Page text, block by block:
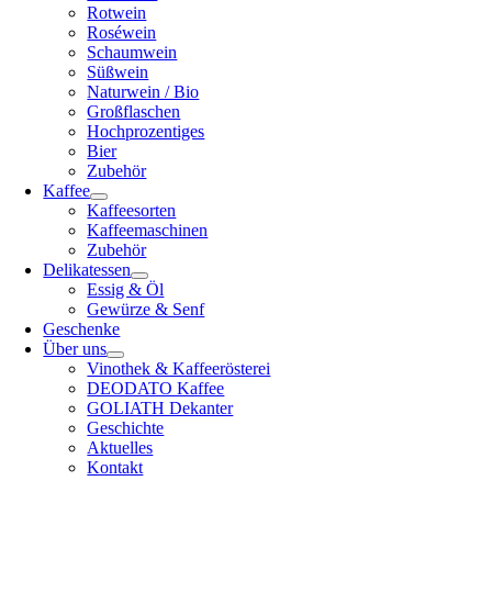
Rotwein
Roséwein
Schaumwein
Süßwein
Naturwein / Bio
Großflaschen
Hochprozentiges
Bier
Zubehör
Kaffee
Kaffeesorten
Kaffeemaschinen
Zubehör
Delikatessen
Essig & Öl
Gewürze & Senf
Geschenke
Über uns
Vinothek & Kaffeerösterei
DEODATO Kaffee
GOLIATH Dekanter
Geschichte
Aktuelles
Kontakt